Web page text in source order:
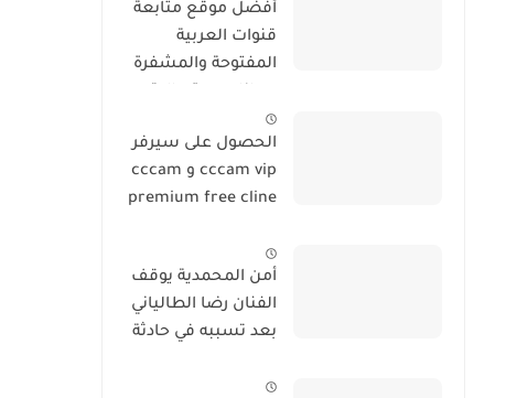
أفضل موقع متابعة
قنوات العربية
المفتوحة والمشفرة
بدون تقطيع
الحصول على سيرفر
cccam vip و cccam
premium free cline
أمن المحمدية يوقف
الفنان رضا الطالياني
بعد تسببه في حادثة
سكر